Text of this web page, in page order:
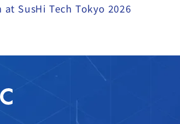
at SusHi Tech Tokyo 2026